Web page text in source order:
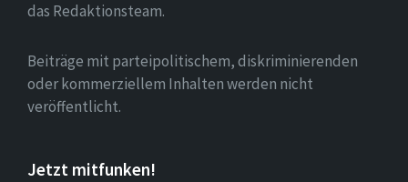
das Redaktionsteam.
Beiträge mit parteipolitischem, diskriminierenden
oder kommerziellem Inhalten werden nicht
veröffentlicht.
Jetzt mitfunken!